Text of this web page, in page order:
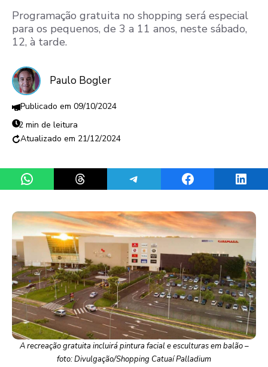
Programação gratuita no shopping será especial
para os pequenos, de 3 a 11 anos, neste sábado,
12, à tarde.
Paulo Bogler
09/10/2024
2 min de leitura
21/12/2024
Share on WhatsAppShare on ThreadsShare on TelegramShare on Facebook
A recreação gratuita incluirá pintura facial e esculturas em balão –
foto: Divulgação/Shopping Catuaí Palladium